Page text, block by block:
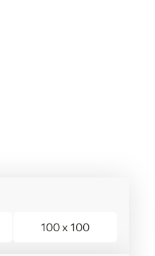
100 x 100